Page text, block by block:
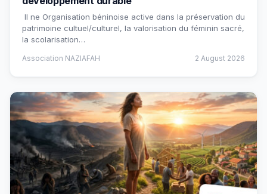
Il ne Organisation béninoise active dans la préservation du
patrimoine cultuel/culturel, la valorisation du féminin sacré,
la scolarisation…
Association NAZIAFAH 2 August 2026